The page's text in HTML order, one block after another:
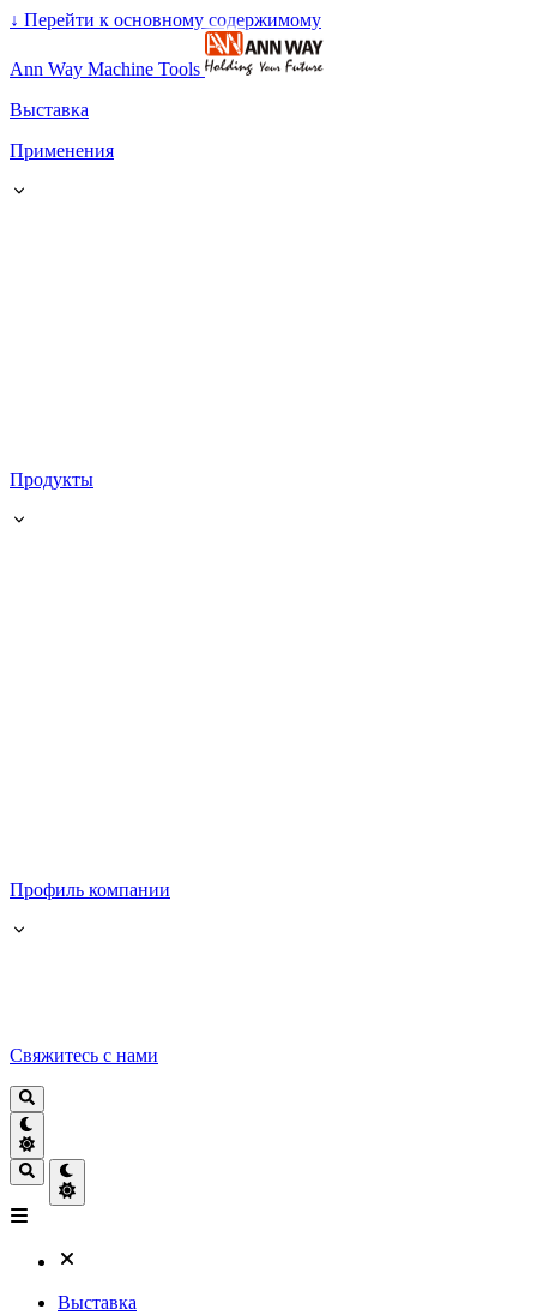
↓ Перейти к основному содержимому
Ann Way Machine Tools
Выставка
Применения
Продукты
Профиль компании
Свяжитесь с нами
Выставка